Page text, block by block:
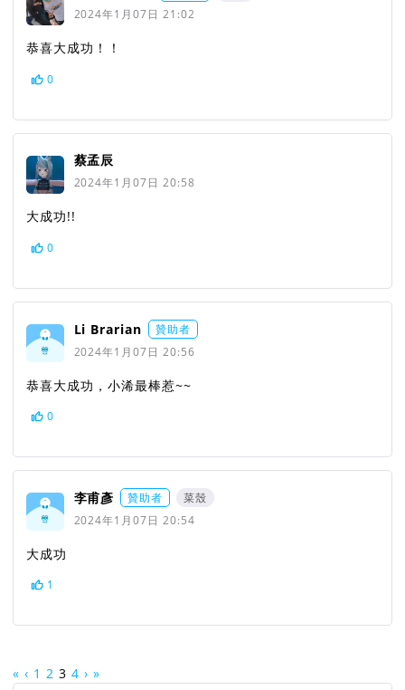
2024年1月07日 21:02
恭喜大成功！！
0
蔡孟辰
2024年1月07日 20:58
大成功!!
0
Li Brarian
贊助者
2024年1月07日 20:56
恭喜大成功，小浠最棒惹~~
0
李甫彥 贊助者
菜殼
2024年1月07日 20:54
大成功
1
« ‹ 1 2 3 4 › »